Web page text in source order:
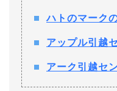
ハトのマーク
アップル引越
アーク引越セ